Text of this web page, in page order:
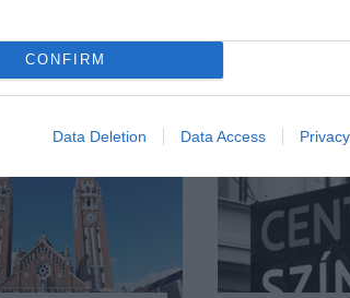
CONFIRM
Data Deletion Data Access